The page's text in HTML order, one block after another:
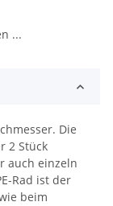
...
Die
2 Stück
auch einzeln
Rad ist der
beim